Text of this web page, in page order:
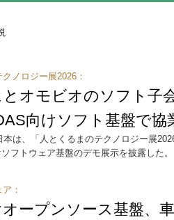
ノロジー展2026：
オモビオのソフト子
向けソフト基盤で協
は、「人とくるまのテクノロジー展
フトウェア基盤のデモ展示を披露した。
：
ープンソース基盤、